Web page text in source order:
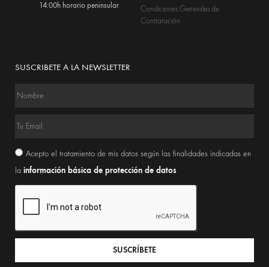
14:00h horario peninsular
Condiciones Generales de
Contratación
SUSCRIBETE A LA NEWSLETTER
Acepto el tratamiento de mis datos según las finalidades indicadas en
la información básica de protección de datos
SUSCRÍBETE